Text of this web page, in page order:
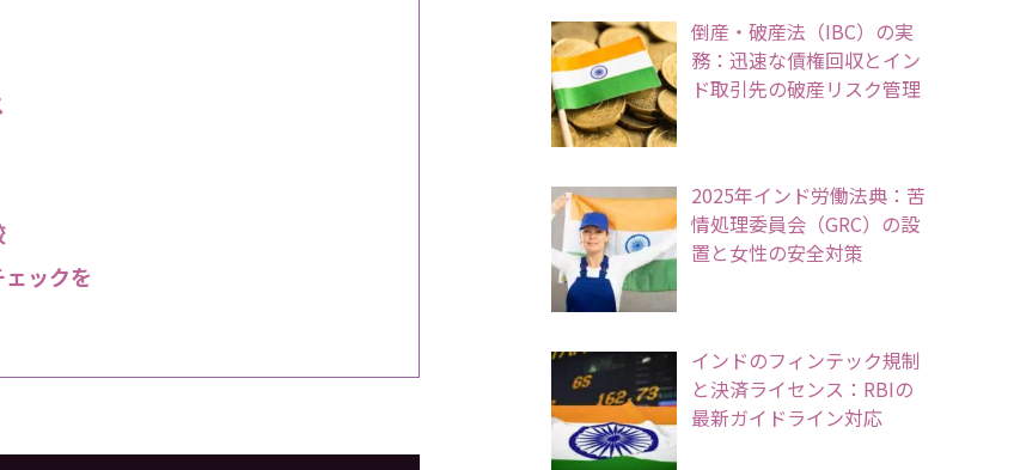
ックを
倒産・破産法（IBC）の実
務：迅速な債権回収とイン
ド取引先の破産リスク管理
2025年インド労働法典：苦
情処理委員会（GRC）の設
置と女性の安全対策
インドのフィンテック規制
と決済ライセンス：RBIの
最新ガイドライン対応